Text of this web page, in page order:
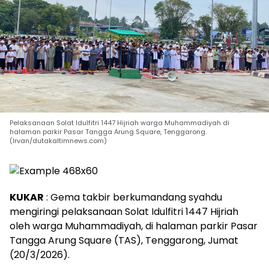
Pelaksanaan Solat Idulfitri 1447 Hijriah warga Muhammadiyah di
halaman parkir Pasar Tangga Arung Square, Tenggarong.
(Irvan/dutakaltimnews.com)
KUKAR : Gema takbir berkumandang syahdu
mengiringi pelaksanaan Solat Idulfitri 1447 Hijriah
oleh warga Muhammadiyah, di halaman parkir Pasar
Tangga Arung Square (TAS), Tenggarong, Jumat
(20/3/2026).